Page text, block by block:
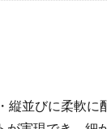
並びに柔軟に